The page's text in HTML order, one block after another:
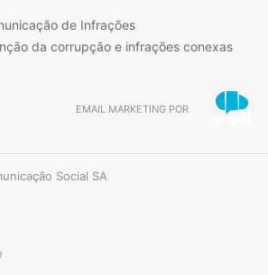
de Infrações
da corrupção e infrações conexas
EMAIL MARKETING POR
Social SA